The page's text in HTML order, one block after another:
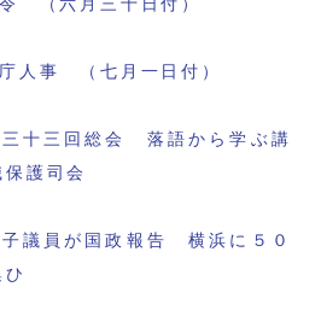
人事 （七月一日付）
三十三回総会 落語から学ぶ講
護司会
議員が国政報告 横浜に５０